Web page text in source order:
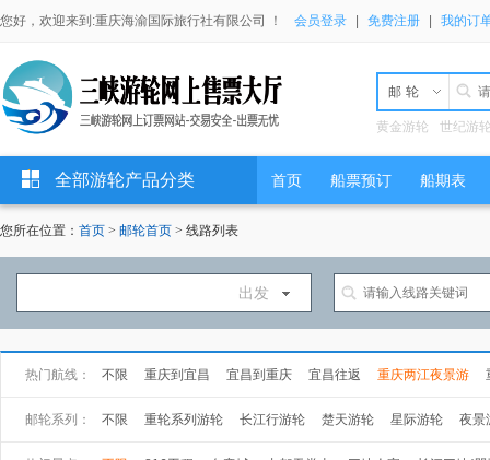
您好，欢迎来到:重庆海渝国际旅行社有限公司 ！ 会员登录 免费注册 我的订
邮轮
黄金游轮 世纪游
全部游轮产品分类 首页 船票预订 船期表
您所在位置： 首页 > 邮轮首页 > 线路列表
出发
热门航线： 不限 重庆到宜昌 宜昌到重庆 宜昌往返 重庆两江夜景游
邮轮系列：
不限 重轮系列游轮 长江行游轮 楚天游轮 星际游轮
夜景